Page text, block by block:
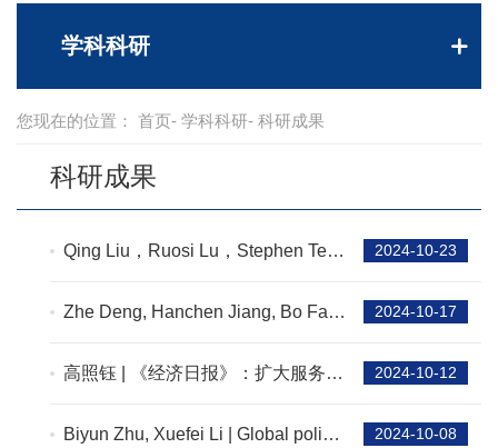
学科科研
您现在的位置： 首页- 学科科研- 科研成果
科研成果
Qing Liu，Ruosi Lu，Stephen Teng
workplace safety consequences of
2024-10-23
Zhe Deng, Hanchen Jiang, Bo Fan,
local governments use social media
2024-10-17
高照钰 | 《经济日报》：扩大服务业
2024-10-12
Biyun Zhu, Xuefei Li | Global policy
2024-10-08